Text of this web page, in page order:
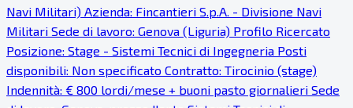
Navi Militari) Azienda: Fincantieri S.p.A. - Divisione Navi
Militari Sede di lavoro: Genova (Liguria) Profilo Ricercato
Posizione: Stage - Sistemi Tecnici di Ingegneria Posti
disponibili: Non specificato Contratto: Tirocinio (stage)
Indennità: € 800 lordi/mese + buoni pasto giornalieri Sede